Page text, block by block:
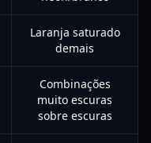
Laranja saturado
demais
Combinações
muito escuras
sobre escuras